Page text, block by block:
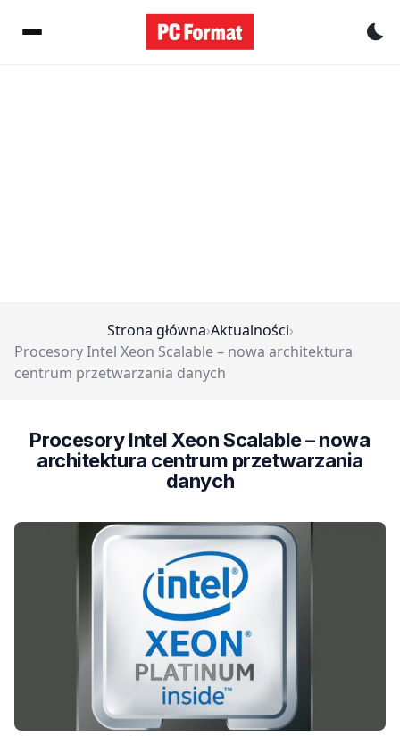
Strona główna›Aktualności›
Procesory Intel Xeon Scalable – nowa architektura
centrum przetwarzania danych
Procesory Intel Xeon Scalable – nowa
architektura centrum przetwarzania
danych